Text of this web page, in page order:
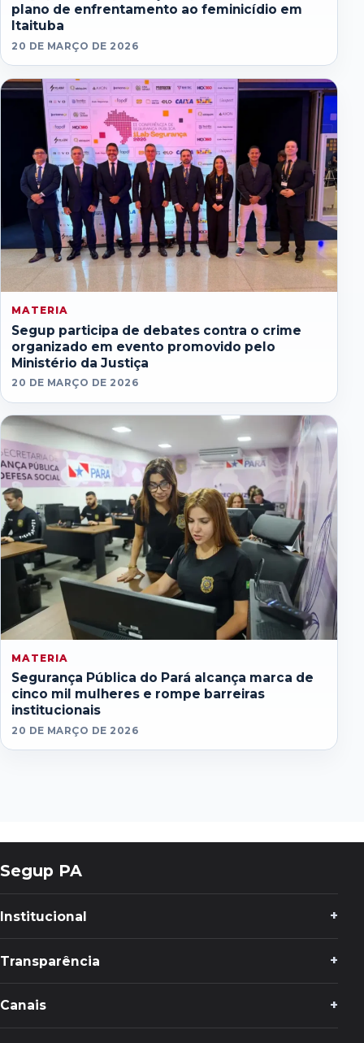
plano de enfrentamento ao feminicídio em
Itaituba
20 DE MARÇO DE 2026
MATERIA
Segup participa de debates contra o crime
organizado em evento promovido pelo
Ministério da Justiça
20 DE MARÇO DE 2026
MATERIA
Segurança Pública do Pará alcança marca de
cinco mil mulheres e rompe barreiras
institucionais
20 DE MARÇO DE 2026
Segup PA
Institucional
Transparência
Canais